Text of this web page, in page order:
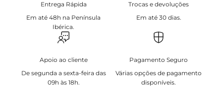
Entrega Rápida
Em até 48h na Península
Ibérica.
Trocas e devoluções
Em até 30 dias.
Apoio ao cliente
De segunda a sexta-feira das
09h às 18h.
Pagamento Seguro
Várias opções de pagamento
disponíveis.